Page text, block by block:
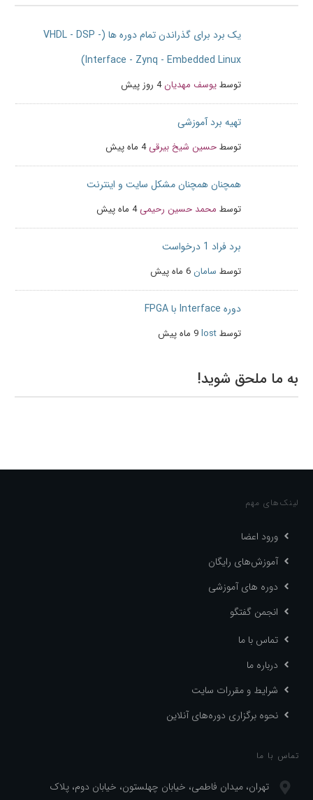
یک برد برای گذراندن تمام دوره ها (VHDL - DSP -
Interface - Zynq - Embedded Linux)
توسطیوسف مهدیان4 روز پیش
تهیه برد آموزشی
توسطحسین شیخ بیرقی4 ماه پیش
همچنان همچنان مشکل سایت و اینترنت
توسط محمد حسین رحیمی4 ماه پیش
برد فراد 1 درخواست
توسط سامان6 ماه پیش
دوره Interface با FPGA
توسطlost9 ماه پیش
به ما ملحق شوید!
لینک‌های مهم
ورود اعضا
آموزش‌های رایگان
دوره های آموزشی
انجمن گفتگو
تماس با ما
درباره ما
شرایط و مقررات سایت
نحوه برگزاری دوره‌های آنلاین
تماس با ما
تهران، میدان فاطمی، خیابان چهلستون، خیابان دوم، پلاک